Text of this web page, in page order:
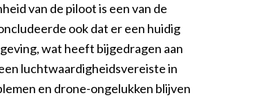
van de piloot is een van de
ook dat er een huidig
wat heeft bijgedragen aan
luchtwaardigheidsvereiste in
en drone-ongelukken blijven